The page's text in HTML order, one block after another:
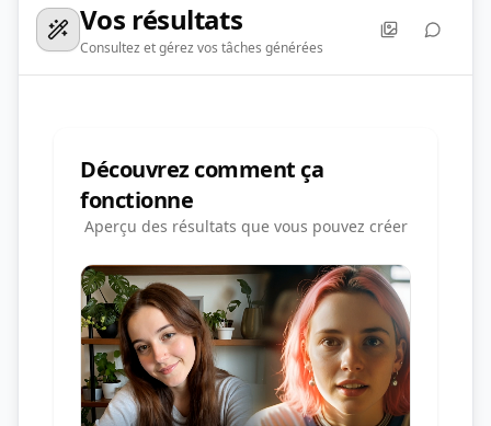
Vos résultats
Consultez et gérez vos tâches générées
Découvrez comment ça
fonctionne
Aperçu des résultats que vous pouvez créer